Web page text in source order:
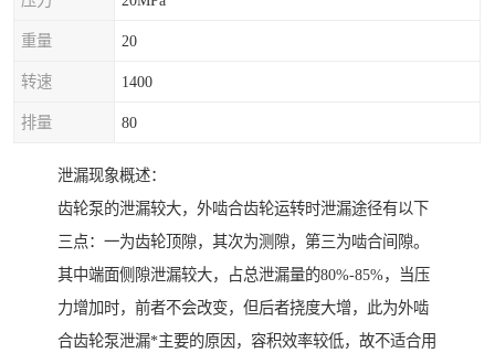
重量 20
转速 1400
排量 80
泄漏现象概述：
齿轮泵的泄漏较大，外啮合齿轮运转时泄漏途径有以下
三点：一为齿轮顶隙，其次为测隙，第三为啮合间隙。
其中端面侧隙泄漏较大，占总泄漏量的80%-85%，当压
力增加时，前者不会改变，但后者挠度大增，此为外啮
合齿轮泵泄漏*主要的原因，容积效率较低，故不适合用